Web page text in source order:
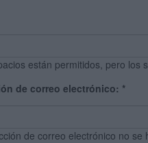
están permitidos, pero los
de correo electrónico: *
de correo electrónico no se